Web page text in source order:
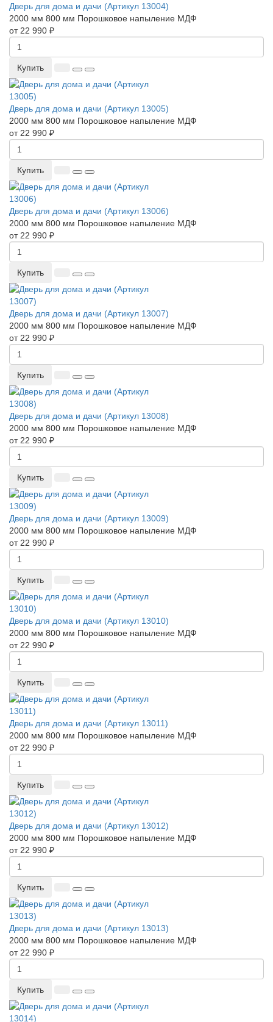
Дверь для дома и дачи (Артикул 13004)
2000 мм 800 мм Порошковое напыление МДФ
от 22 990 ₽
Купить
Дверь для дома и дачи (Артикул 13005)
2000 мм 800 мм Порошковое напыление МДФ
от 22 990 ₽
Купить
Дверь для дома и дачи (Артикул 13006)
2000 мм 800 мм Порошковое напыление МДФ
от 22 990 ₽
Купить
Дверь для дома и дачи (Артикул 13007)
2000 мм 800 мм Порошковое напыление МДФ
от 22 990 ₽
Купить
Дверь для дома и дачи (Артикул 13008)
2000 мм 800 мм Порошковое напыление МДФ
от 22 990 ₽
Купить
Дверь для дома и дачи (Артикул 13009)
2000 мм 800 мм Порошковое напыление МДФ
от 22 990 ₽
Купить
Дверь для дома и дачи (Артикул 13010)
2000 мм 800 мм Порошковое напыление МДФ
от 22 990 ₽
Купить
Дверь для дома и дачи (Артикул 13011)
2000 мм 800 мм Порошковое напыление МДФ
от 22 990 ₽
Купить
Дверь для дома и дачи (Артикул 13012)
2000 мм 800 мм Порошковое напыление МДФ
от 22 990 ₽
Купить
Дверь для дома и дачи (Артикул 13013)
2000 мм 800 мм Порошковое напыление МДФ
от 22 990 ₽
Купить